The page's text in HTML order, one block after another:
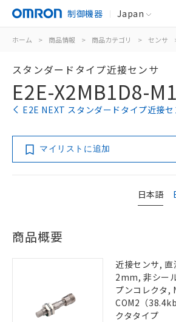
制御機器 Japan
ホーム > 商品情報 > 商品カテゴリ > センサ
スタンダードタイプ近接センサ
E2E-X2MB1D8-M1
E2E NEXT スタンダードタイプ近接セ
マイリストに追加
日本語
商品概要
近接センサ,
2mm, 非シー
プンコレクタ,
COM2（
クタタイプ